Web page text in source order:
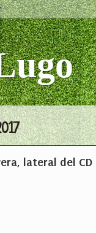
lateral del